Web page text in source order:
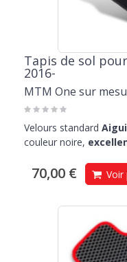
Tapis de sol
2016-
MTM One sur
Velours standard
couleur noire,
70,00 € Voir